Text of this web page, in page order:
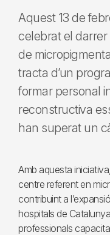
Aquest 13 de
celebrat el
de
tracta d’un
formar personal
reconstructiva
han superat un
Amb aquesta
centre referent en
contribuint a
hospitals de
professionals